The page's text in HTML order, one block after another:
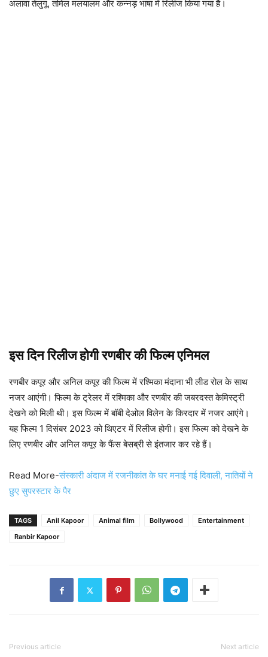
अलावा तेलुगू, तमिल मलयालम और कन्नड़ भाषा में रिलीज किया गया है।
इस दिन रिलीज होगी रणबीर की फिल्म एनिमल
रणबीर कपूर और अनिल कपूर की फिल्म में रश्मिका मंदाना भी लीड रोल के साथ
नजर आएंगी। फिल्म के ट्रेलर में रश्मिका और रणबीर की जबरदस्त केमिस्ट्री
देखने को मिली थी। इस फिल्म में बॉबी देओल विलेन के किरदार में नजर आएंगे।
यह फिल्म 1 दिसंबर 2023 को थिएटर में रिलीज होगी। इस फिल्म को देखने के
लिए रणबीर और अनिल कपूर के फैंस बेसब्री से इंतजार कर रहे हैं।
Read More-संस्कारी अंदाज में रजनीकांत के घर मनाई गई दिवाली, नातियों ने
छुए सुपरस्टार के पैर
TAGS Anil Kapoor Animal film Bollywood
Entertainment
Ranbir Kapoor
Previous article Next article